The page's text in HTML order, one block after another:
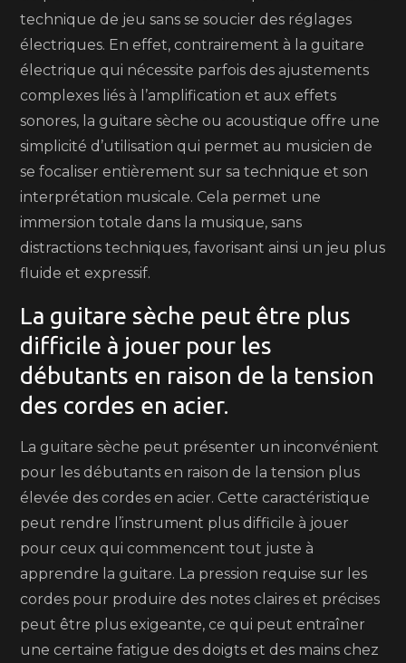
technique de jeu sans se soucier des réglages
électriques. En effet, contrairement à la guitare
électrique qui nécessite parfois des ajustements
complexes liés à l’amplification et aux effets
sonores, la guitare sèche ou acoustique offre une
simplicité d’utilisation qui permet au musicien de
se focaliser entièrement sur sa technique et son
interprétation musicale. Cela permet une
immersion totale dans la musique, sans
distractions techniques, favorisant ainsi un jeu plus
fluide et expressif.
La guitare sèche peut être plus
difficile à jouer pour les
débutants en raison de la tension
des cordes en acier.
La guitare sèche peut présenter un inconvénient
pour les débutants en raison de la tension plus
élevée des cordes en acier. Cette caractéristique
peut rendre l’instrument plus difficile à jouer
pour ceux qui commencent tout juste à
apprendre la guitare. La pression requise sur les
cordes pour produire des notes claires et précises
peut être plus exigeante, ce qui peut entraîner
une certaine fatigue des doigts et des mains chez